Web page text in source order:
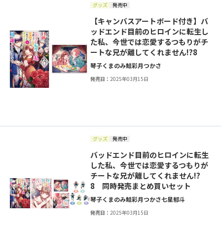
グッズ 発売中
【キャンバスアートボード付き】バ
ッドエンド目前のヒロインに転生し
た私、今世では恋愛するつもりがチ
ートな兄が離してくれません!?8
琴子くまのみ鮭彩月つかさ
発売日：2025年03月15日
グッズ 発売中
バッドエンド目前のヒロインに転生
した私、今世では恋愛するつもりが
チートな兄が離してくれません!?
8 同時発売まとめ買いセット
琴子くまのみ鮭彩月つかさ七星郁斗
発売日：2025年03月15日